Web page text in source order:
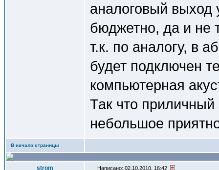
аналоговый выход
бюджетно, да и не
т.к. по аналогу, в
будет подключен
компьютерная
Так что
небольшое
В начало страницы
strom Написано: 02.10.2010, 16:42